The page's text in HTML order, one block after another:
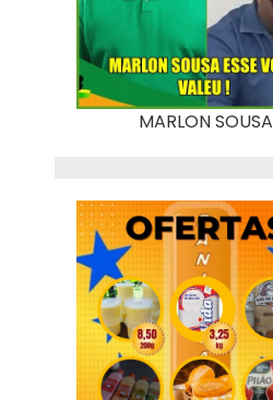
MARLON SOUSA